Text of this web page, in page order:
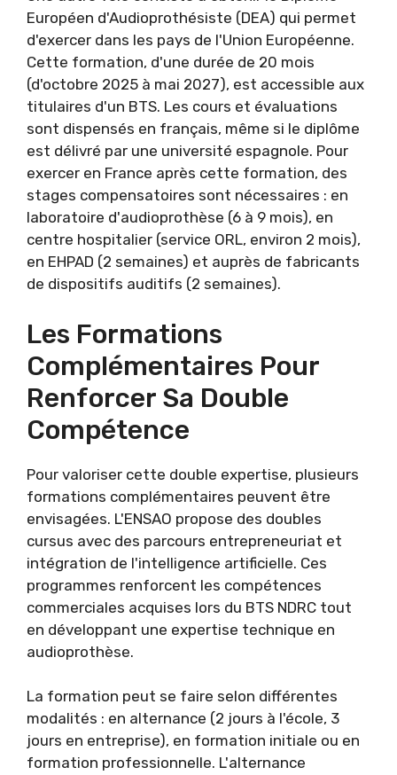
Européen d'Audioprothésiste (DEA) qui permet
d'exercer dans les pays de l'Union Européenne.
Cette formation, d'une durée de 20 mois
(d'octobre 2025 à mai 2027), est accessible aux
titulaires d'un BTS. Les cours et évaluations
sont dispensés en français, même si le diplôme
est délivré par une université espagnole. Pour
exercer en France après cette formation, des
stages compensatoires sont nécessaires : en
laboratoire d'audioprothèse (6 à 9 mois), en
centre hospitalier (service ORL, environ 2 mois),
en EHPAD (2 semaines) et auprès de fabricants
de dispositifs auditifs (2 semaines).
Les Formations
Complémentaires Pour
Renforcer Sa Double
Compétence
Pour valoriser cette double expertise, plusieurs
formations complémentaires peuvent être
envisagées. L'ENSAO propose des doubles
cursus avec des parcours entrepreneuriat et
intégration de l'intelligence artificielle. Ces
programmes renforcent les compétences
commerciales acquises lors du BTS NDRC tout
en développant une expertise technique en
audioprothèse.
La formation peut se faire selon différentes
modalités : en alternance (2 jours à l'école, 3
jours en entreprise), en formation initiale ou en
formation professionnelle. L'alternance